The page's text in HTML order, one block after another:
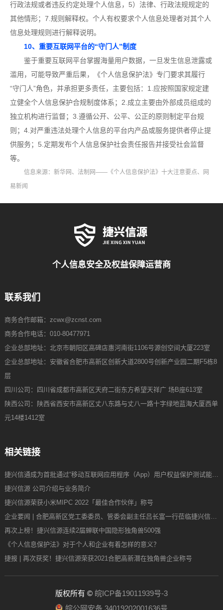
行政法规或者违反约定处理个人信息，5）法律、行政法规规定的
其他情形；7.规则解释权。个人有权要求个人信息处理者对其个人
信息处理规则进行解释说明。
10、重要互联网平台的“守门人”制度
鉴于重要互联网平台掌握海量用户数据，一旦发生信息泄露或
滥用，可能导致严重后果，《个人信息保护法》专门要求其履行
“守门人”角色，并承担更多责任，主要包括：1.应按照国家规定建
立健全个人信息保护合规制度体系；2.成立主要由外部成员组成的
独立机构进行监督；3.遵循公开、公平、公正的原则制定平台规
则；4.对严重违法处理个人信息的平台内产品或服务提供者停止提
供服务；5.定期发布个人信息保护社会责任报告并接受社会监督
等。
信息来源：新华网、法制网——《个人信息保护法》十大注意要点、网
易新闻
个人信息安全及权益保障运营商
联系我们
商务合作邮箱：zcwx@zcnst.com
商务合作电话：010-80477971
企业总部地址：北京市朝阳区高碑店惠河南街1106号源创空间大厦223室
企业总部地址：安徽省合肥市高新区创新大道2800号创新产业园二期F5栋8
层
四川公司：四川省成都市高新区天府二街东方希望天祥广 场B座613室
陕西公司：陕西省西安市高新区丈八东路与丈八一路十字绿地蓝海大厦西单
元14楼1412室
相关链接
捷兴信通成为首批通过“移动互联网应用程序（App）用户权益保护测试能力”验证企业
捷兴信源 公司介绍与业务简介
捷兴信源荣获小米MIPC 2022「最佳合作伙伴」称号
企业要闻 | 合肥高新区党工委委员、管委会副主任吕长富一行莅临捷兴信源调研
再次上榜！捷兴信源连续2届蝉联中国隐形独角兽500强
《个人信息保护法》对于个人和企业有着怎样的意义？
捷报 | 再次获奖！捷兴信源荣获2021合肥高新潜在独角兽企业称号
版权所有 © 皖ICP备19011939号-3
皖公网安备 34019202001636号